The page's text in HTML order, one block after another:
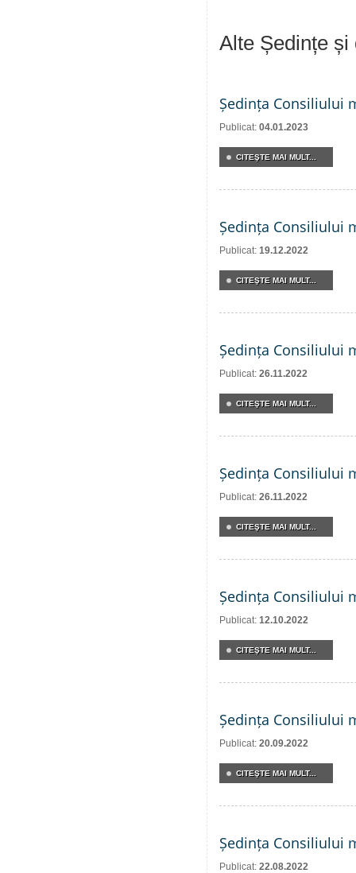
Alte Ședințe și
Ședința Consiliului
Publicat: 04.01.2023
CITEŞTE MAI MULT...
Ședința Consiliului
Publicat: 19.12.2022
CITEŞTE MAI MULT...
Ședința Consiliului
Publicat: 26.11.2022
CITEŞTE MAI MULT...
Ședința Consiliului
Publicat: 26.11.2022
CITEŞTE MAI MULT...
Ședința Consiliului
Publicat: 12.10.2022
CITEŞTE MAI MULT...
Ședința Consiliului
Publicat: 20.09.2022
CITEŞTE MAI MULT...
Ședința Consiliului
Publicat: 22.08.2022